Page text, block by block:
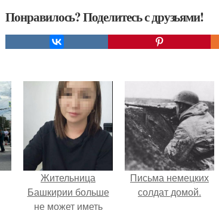
Понравилось? Поделитесь с друзьями!
Жительница
Башкирии больше
не может иметь
Письма немецких
солдат домой.